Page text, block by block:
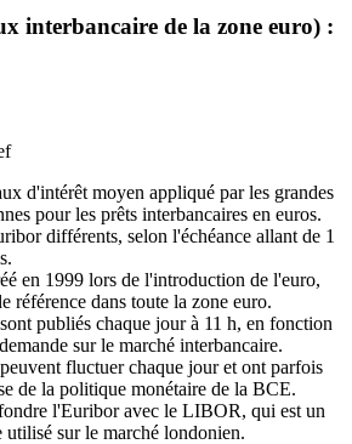
interbancaire de la zone euro) :
d'intérêt moyen appliqué par les grandes
pour les prêts interbancaires en euros.
différents, selon l'échéance allant de 1
en 1999 lors de l'introduction de l'euro,
référence dans toute la zone euro.
publiés chaque jour à 11 h, en fonction
sur le marché interbancaire.
fluctuer chaque jour et ont parfois
de la politique monétaire de la BCE.
l'Euribor avec le LIBOR, qui est un
utilisé sur le marché londonien.